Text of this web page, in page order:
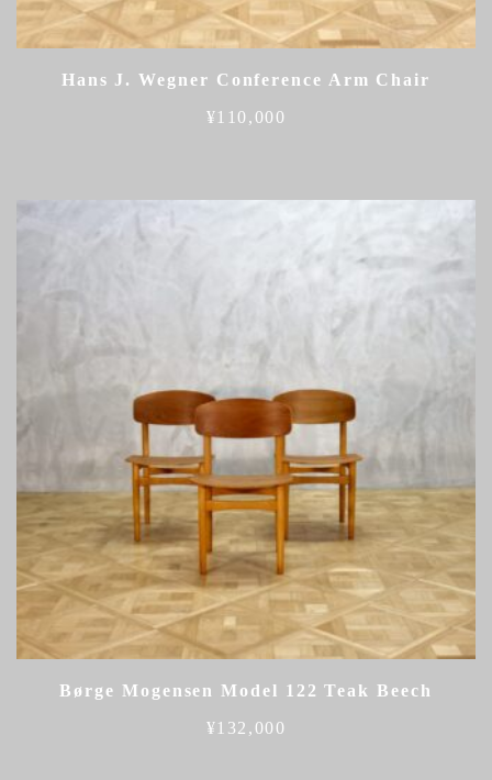
Hans J. Wegner Conference Arm Chair
¥110,000
Børge Mogensen Model 122 Teak Beech
¥132,000